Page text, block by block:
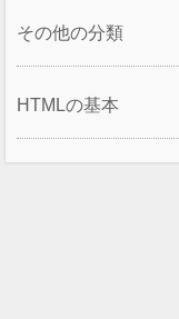
その他の分類
HTMLの基本